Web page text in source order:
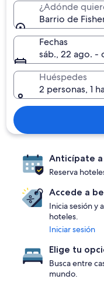
¿Adónde
Barrio de
Fechas
sáb., 22 ago. -
Huéspedes
2 personas, 1
Anticípate a
Reserva
Accede a
Inicia sesión y
hoteles.
Iniciar sesión
Elige tu
Busca entre
mundo.